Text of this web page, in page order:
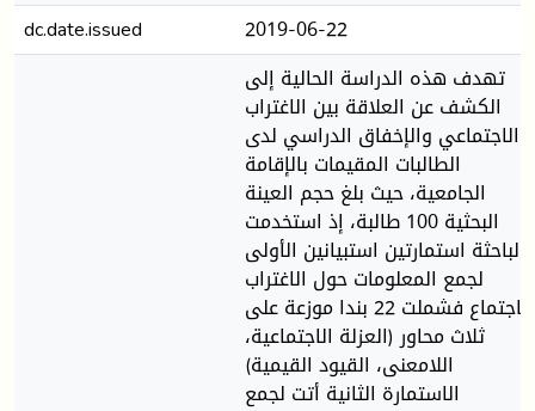
dc.date.issued
2019-06-22
تهدف هذه الدراسة الحالية إلى
الكشف عن العلاقة بين الاغتراب
الاجتماعي والإخفاق الدراسي لدى
الطالبات المقيمات بالإقامة
الجامعية، حيث بلغ حجم العينة
البحثية 100 طالبة، إذ استخدمت
الباحثة استمارتين استبيانين الأولى
لجمع المعلومات حول الاغتراب
الاجتماع فشملت 22 بندا موزعة على
ثلاث محاور (العزلة الاجتماعية،
اللامعنى، القيود القيمية)
الاستمارة الثانية أتت لجمع